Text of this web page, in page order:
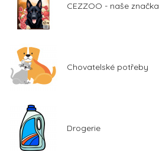
CEZZOO - naše značka
Chovatelské potřeby
Drogerie